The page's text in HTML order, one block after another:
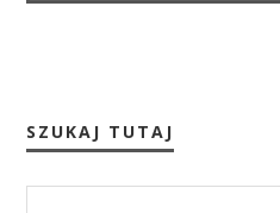
SZUKAJ TUTAJ